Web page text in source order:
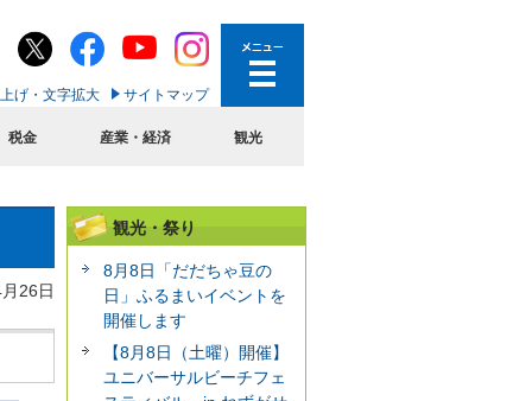
げ・文字拡大 サイトマップ
税金 産業・経済 観光
26日
観光・祭り
8月8日「だだちゃ豆の
日」ふるまいイベントを
開催します
【8月8日（土曜）開催】
ユニバーサルビーチフェ